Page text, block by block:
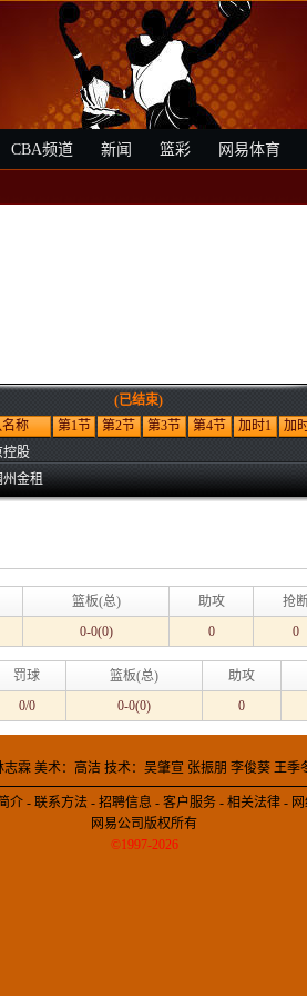
CBA频道 新闻 篮彩 网易体育
(已结束)
称
第1节 第2节 第3节 第4节 加时1
加
控股
金租
篮板(总) 助攻 抢
0-0(0) 0 0
罚球 篮板(总) 助攻
0/0 0-0(0) 0
志霖 美术：高洁 技术：吴肇宣 张振朋 李俊葵 王
介 - 联系方法 - 招聘信息 - 客户服务 - 相关法律 -
网易公司版权所有
©1997-2026